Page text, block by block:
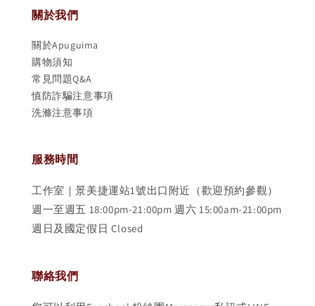
關於我們
關於Apuguima
購物須知
常見問題Q&A
慎防詐騙注意事項
洗滌注意事項
服務時間
工作室｜景美捷運站1號出口附近（歡迎預約參觀）
週一至週五 18:00pm-21:00pm 週六 15:00am-21:00pm
週日及國定假日 Closed
聯絡我們